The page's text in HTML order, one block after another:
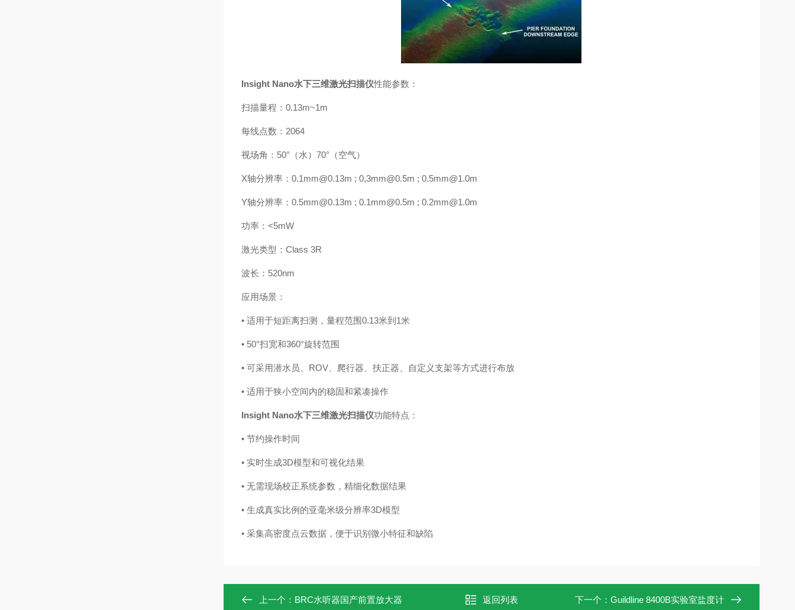
Insight Nano水下三维激光扫描仪性能参数：
扫描量程：0.13m~1m
每线点数：2064
视场角：50°（水）70°（空气）
X轴分辨率：0.1mm@0.13m ; 0,3mm@0.5m ; 0.5mm@1.0m
Y轴分辨率：0.5mm@0.13m ; 0.1mm@0.5m ; 0.2mm@1.0m
功率：<5mW
激光类型：Class 3R
波长：520nm
应用场景：
• 适用于短距离扫测，量程范围0.13米到1米
• 50°扫宽和360°旋转范围
• 可采用潜水员、ROV、爬行器、扶正器、自定义支架等方式进行布放
• 适用于狭小空间内的稳固和紧凑操作
Insight Nano水下三维激光扫描仪功能特点：
• 节约操作时间
• 实时生成3D模型和可视化结果
• 无需现场校正系统参数，精细化数据结果
• 生成真实比例的亚毫米级分辨率3D模型
• 采集高密度点云数据，便于识别微小特征和缺陷
上一个： BRC水听器国产前置放大器 返回列表 下一个： Guildline 8400B实验室盐度计